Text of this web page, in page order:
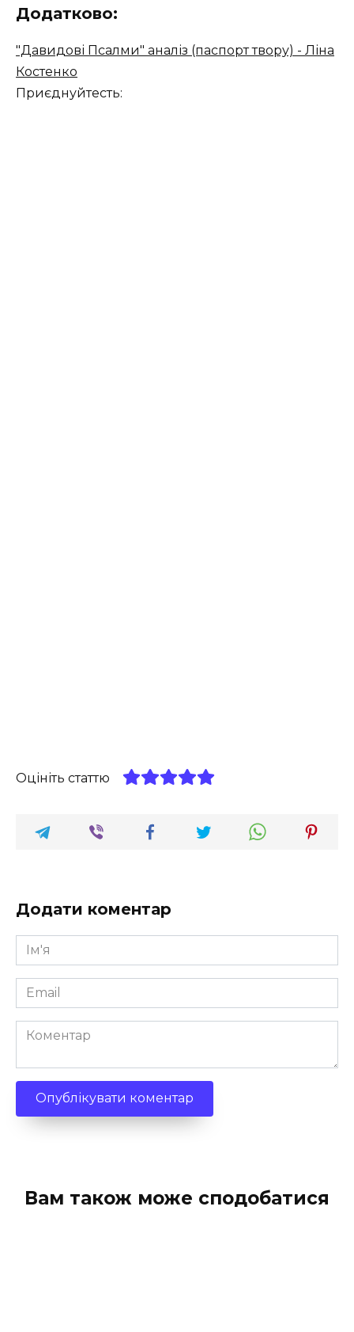
Додатково:
"Давидові Псалми" аналіз (паспорт твору) - Ліна
Костенко
Приєднуйтесть:
Оцініть статтю
Додати коментар
Ім'я
*
Email
*
Коментар
Вам також може сподобатися